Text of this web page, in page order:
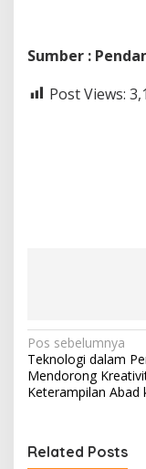
Sumber :
Post Views:
N
a
v
g
Pos sebelumnya
Teknologi dalam
Mendorong
Keterampilan Abad
Related Posts